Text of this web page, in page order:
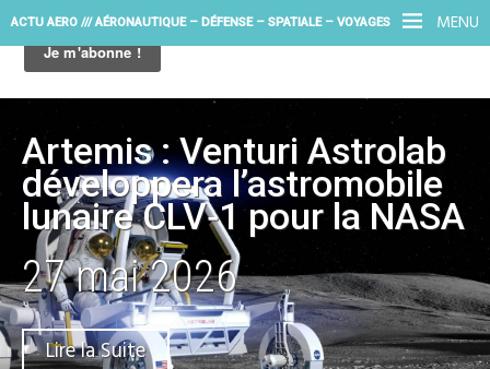
MENU
ACTU AERO /// AÉRONAUTIQUE – DÉFENSE – SPATIALE – VOYAGES
Artemis : Venturi Astrolab
développera l’astromobile
lunaire CLV‑1 pour la NASA
27 mai 2026
Lire la Suite